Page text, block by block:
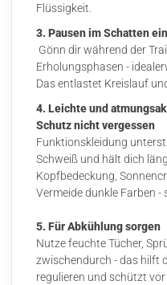
Flüssigkeit.
3. Pausen im Schatten
Gönn dir während der
Erholungsphasen -
Das entlastet Kreislauf
4. Leichte und
Schutz nicht vergessen
Funktionskleidung
Schweiß und hält dich
Kopfbedeckung,
Vermeide dunkle Farben -
5. Für Abkühlung sorgen
Nutze feuchte Tücher,
zwischendurch - das hilft
regulieren und schützt